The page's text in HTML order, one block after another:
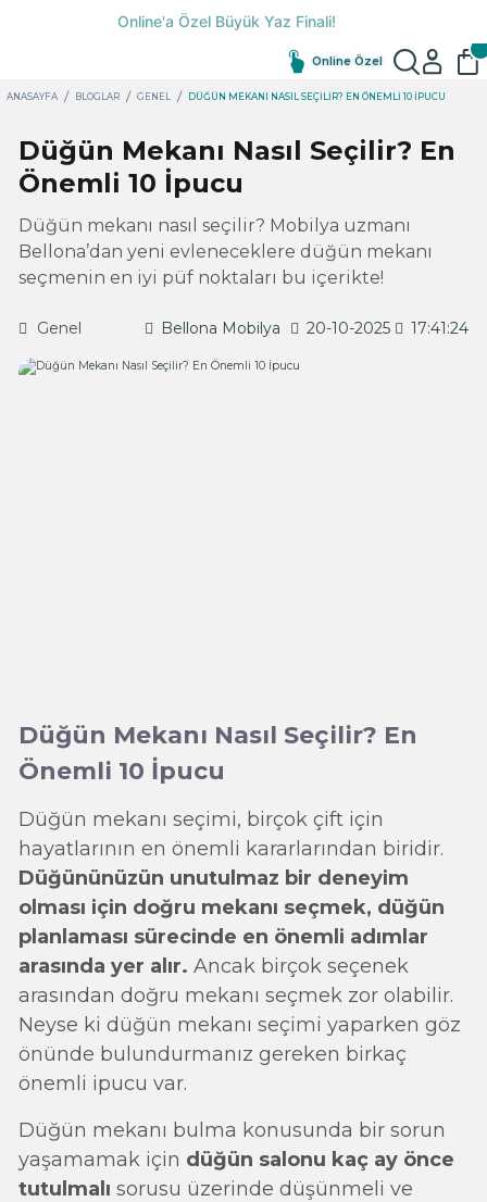
Online Özel
ANASAYFA BLOGLAR GENEL DÜĞÜN MEKANI NASIL SEÇILIR? EN ÖNEMLI 10 İPUCU
Düğün Mekanı Nasıl Seçilir? En
Önemli 10 İpucu
Düğün mekanı nasıl seçilir? Mobilya uzmanı
Bellona’dan yeni evleneceklere düğün mekanı
seçmenin en iyi püf noktaları bu içerikte!
Genel Bellona Mobilya 20-10-2025 17:41:24
Düğün Mekanı Nasıl Seçilir? En
Önemli 10 İpucu
Düğün mekanı seçimi, birçok çift için
hayatlarının en önemli kararlarından biridir.
Düğününüzün unutulmaz bir deneyim
olması için doğru mekanı seçmek, düğün
planlaması sürecinde en önemli adımlar
arasında yer alır. Ancak birçok seçenek
arasından doğru mekanı seçmek zor olabilir.
Neyse ki düğün mekanı seçimi yaparken göz
önünde bulundurmanız gereken birkaç
önemli ipucu var.
Düğün mekanı bulma konusunda bir sorun
yaşamamak için düğün salonu kaç ay önce
tutulmalı sorusu üzerinde düşünmeli ve